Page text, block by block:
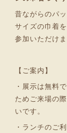
昔ながらのパ
サイズの巾着
参加いただけ
【ご案内】
・展示は無料
ためご来場の
いです。
・ランチのご